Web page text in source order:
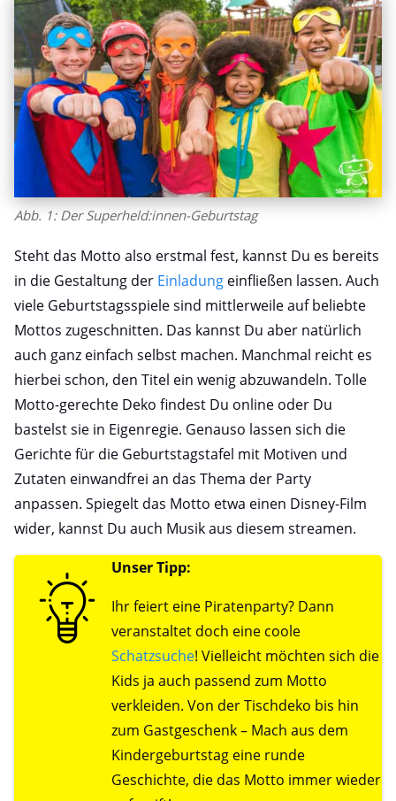
Abb. 1: Der Superheld:innen-Geburtstag
Steht das Motto also erstmal fest, kannst Du es bereits
in die Gestaltung der Einladung einfließen lassen. Auch
viele Geburtstagsspiele sind mittlerweile auf beliebte
Mottos zugeschnitten. Das kannst Du aber natürlich
auch ganz einfach selbst machen. Manchmal reicht es
hierbei schon, den Titel ein wenig abzuwandeln. Tolle
Motto-gerechte Deko findest Du online oder Du
bastelst sie in Eigenregie. Genauso lassen sich die
Gerichte für die Geburtstagstafel mit Motiven und
Zutaten einwandfrei an das Thema der Party
anpassen. Spiegelt das Motto etwa einen Disney-Film
wider, kannst Du auch Musik aus diesem streamen.
Unser Tipp:
Ihr feiert eine Piratenparty? Dann
veranstaltet doch eine coole
Schatzsuche! Vielleicht möchten sich die
Kids ja auch passend zum Motto
verkleiden. Von der Tischdeko bis hin
zum Gastgeschenk – Mach aus dem
Kindergeburtstag eine runde
Geschichte, die das Motto immer wieder